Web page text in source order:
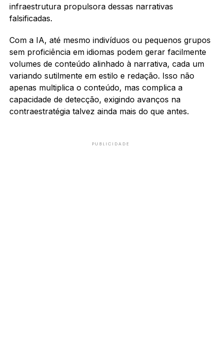
infraestrutura propulsora dessas narrativas
falsificadas.
Com a IA, até mesmo indivíduos ou pequenos grupos
sem proficiência em idiomas podem gerar facilmente
volumes de conteúdo alinhado à narrativa, cada um
variando sutilmente em estilo e redação. Isso não
apenas multiplica o conteúdo, mas complica a
capacidade de detecção, exigindo avanços na
contraestratégia talvez ainda mais do que antes.
PUBLICIDADE